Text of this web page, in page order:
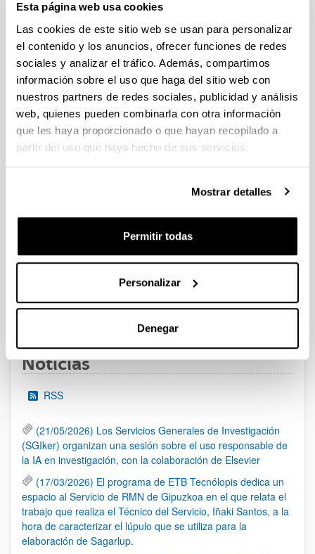
Esta página web usa cookies
Las cookies de este sitio web se usan para personalizar
el contenido y los anuncios, ofrecer funciones de redes
sociales y analizar el tráfico. Además, compartimos
información sobre el uso que haga del sitio web con
nuestros partners de redes sociales, publicidad y análisis
web, quienes pueden combinarla con otra información
que les haya proporcionado o que hayan recopilado a
partir del uso que haya hecho de sus servicios.
Mostrar detalles
Permitir todas
Personalizar
Denegar
admitidas que pasan a la fase de valoración
PIFG22/33: “Fotónica cuántica en fibras
microestructuradas”,
Plazo de presentación cerrado: 19/11/2022 - 13/12/2022 23:59
29/12/2022 Se ha publicado la propuesta de adjudicación
Convocatoria de ayudas para contratos predoctorales para
la formación de doctores: Programa FPI 2022
solicitudes finaliza el 26/01/2023 a las 14:00
Plazo de presentación cerrado: 05/11/2022 - 25/11/2022 23:59
16/12/2022- Se ha publicado la propuesta de adjudicación
1 ... 54 55 56 ... 95
Noticias
RSS
(21/05/2026) Los Servicios Generales de Investigación
(SGIker) organizan una sesión sobre el uso responsable de
la IA en investigación, con la colaboración de Elsevier
(17/03/2026) El programa de ETB Tecnólopis dedica un
espacio al Servicio de RMN de Gipuzkoa en el que relata el
trabajo que realiza el Técnico del Servicio, Iñaki Santos, a la
hora de caracterizar el lúpulo que se utiliza para la
elaboración de Sagarlup.